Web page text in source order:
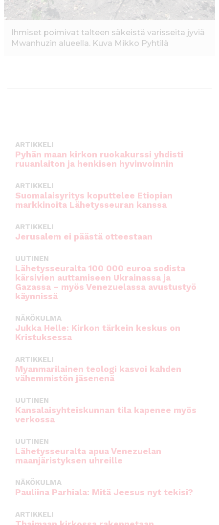
Ihmiset poimivat talteen säkeistä varisseita jyviä
Mwanhuzin alueella. Kuva Mikko Pyhtilä
ARTIKKELI
Pyhän maan kirkon ruokakurssi yhdisti
ruuanlaiton ja henkisen hyvinvoinnin
ARTIKKELI
Suomalaisyritys koputtelee Etiopian
markkinoita Lähetysseuran kanssa
ARTIKKELI
Jerusalem ei päästä otteestaan
UUTINEN
Lähetysseuralta 100 000 euroa sodista
kärsivien auttamiseen Ukrainassa ja
Gazassa – myös Venezuelassa avustustyö
käynnissä
NÄKÖKULMA
Jukka Helle: Kirkon tärkein keskus on
Kristuksessa
ARTIKKELI
Myanmarilainen teologi kasvoi kahden
vähemmistön jäsenenä
UUTINEN
Kansalaisyhteiskunnan tila kapenee myös
verkossa
UUTINEN
Lähetysseuralta apua Venezuelan
maanjäristyksen uhreille
NÄKÖKULMA
Pauliina Parhiala: Mitä Jeesus nyt tekisi?
ARTIKKELI